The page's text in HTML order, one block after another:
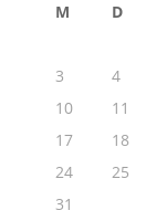
M D
3
4
10
11
17
18
24
25
31